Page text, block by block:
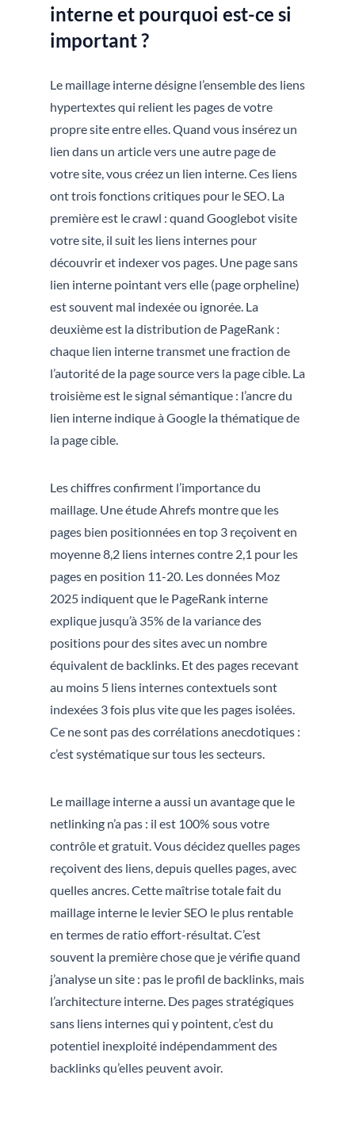
interne et pourquoi est-ce si
important ?
Le maillage interne désigne l’ensemble des liens
hypertextes qui relient les pages de votre
propre site entre elles. Quand vous insérez un
lien dans un article vers une autre page de
votre site, vous créez un lien interne. Ces liens
ont trois fonctions critiques pour le SEO. La
première est le crawl : quand Googlebot visite
votre site, il suit les liens internes pour
découvrir et indexer vos pages. Une page sans
lien interne pointant vers elle (page orpheline)
est souvent mal indexée ou ignorée. La
deuxième est la distribution de PageRank :
chaque lien interne transmet une fraction de
l’autorité de la page source vers la page cible. La
troisième est le signal sémantique : l’ancre du
lien interne indique à Google la thématique de
la page cible.
Les chiffres confirment l’importance du
maillage. Une étude Ahrefs montre que les
pages bien positionnées en top 3 reçoivent en
moyenne 8,2 liens internes contre 2,1 pour les
pages en position 11-20. Les données Moz
2025 indiquent que le PageRank interne
explique jusqu’à 35% de la variance des
positions pour des sites avec un nombre
équivalent de backlinks. Et des pages recevant
au moins 5 liens internes contextuels sont
indexées 3 fois plus vite que les pages isolées.
Ce ne sont pas des corrélations anecdotiques :
c’est systématique sur tous les secteurs.
Le maillage interne a aussi un avantage que le
netlinking n’a pas : il est 100% sous votre
contrôle et gratuit. Vous décidez quelles pages
reçoivent des liens, depuis quelles pages, avec
quelles ancres. Cette maîtrise totale fait du
maillage interne le levier SEO le plus rentable
en termes de ratio effort-résultat. C’est
souvent la première chose que je vérifie quand
j’analyse un site : pas le profil de backlinks, mais
l’architecture interne. Des pages stratégiques
sans liens internes qui y pointent, c’est du
potentiel inexploité indépendamment des
backlinks qu’elles peuvent avoir.